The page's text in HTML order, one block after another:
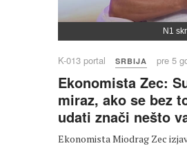
N1
K-013 portal SRBIJA pre 5
Ekonomista Zec:
miraz, ako se bez
udati znači nešto
Ekonomista Miodrag Zec